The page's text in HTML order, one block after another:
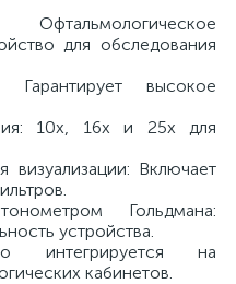
для обследования
Гарантирует высокое
10x, 16x и 25x для
визуализации: Включает
Гольдмана:
устройства.
интегрируется на
кабинетов.